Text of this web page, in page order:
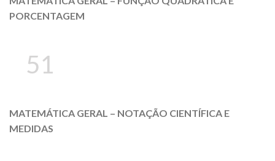
PORCENTAGEM
51
MATEMÁTICA GERAL – NOTAÇÃO CIENTÍFICA E
MEDIDAS